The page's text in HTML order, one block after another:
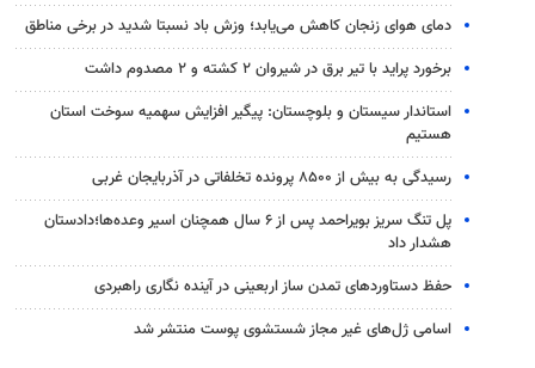
دمای هوای زنجان کاهش می‌یابد؛ وزش باد نسبتا شدید در برخی مناطق
برخورد پراید با تیر برق در شیروان ۲ کشته و ۲ مصدوم داشت
استاندار سیستان و بلوچستان: پیگیر افزایش سهمیه سوخت استان
هستیم
رسیدگی به بیش از ۸۵۰۰ پرونده تخلفاتی در آذربایجان غربی
پل تنگ سریز بویراحمد پس از ۶ سال همچنان اسیر وعده‌ها؛دادستان
هشدار داد
حفظ دستاوردهای تمدن ساز اربعینی در آینده نگاری راهبردی
اسامی ژل‌های غیر مجاز شستشوی پوست منتشر شد